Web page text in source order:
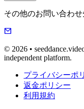
その他のお問い合わせ
© 2026 •
independent platform.
プライバシーポ
返金ポリシー
利用規約